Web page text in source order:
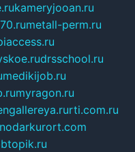
kameryjooan.ru
metall-perm.ru
drsschool.ru
medikijob.ru
myragon.ru
rti.com.ru